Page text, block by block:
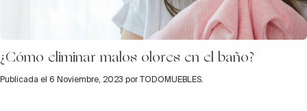
¿Cómo eliminar malos olores en el baño?
Publicada el 6 Noviembre, 2023 por TODOMUEBLES.